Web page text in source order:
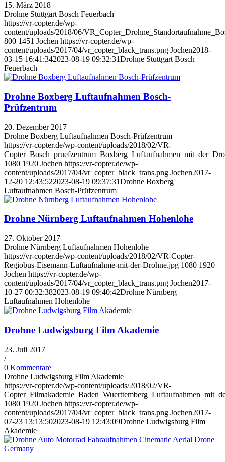
15. März 2018
Drohne Stuttgart Bosch Feuerbach
https://vr-copter.de/wp-
content/uploads/2018/06/
800 1451 Jochen https://vr-copter.de/wp-
content/uploads/2017/04/vr_copter_black_trans.png Jochen2018-
03-15 16:41:342023-08-19 09:32:31Drohne Stuttgart Bosch
Feuerbach
Drohne Boxberg Luftaufnahmen Bosch-
Prüfzentrum
20. Dezember 2017
Drohne Boxberg Luftaufnahmen Bosch-Prüfzentrum
https://vr-copter.de/wp-content/uploads/2018/02/VR-
1080 1920 Jochen https://vr-copter.de/wp-
content/uploads/2017/04/vr_copter_black_trans.png Jochen2017-
12-20 12:43:522023-08-19 09:37:31Drohne Boxberg
Luftaufnahmen Bosch-Prüfzentrum
Drohne Nürnberg Luftaufnahmen Hohenlohe
27. Oktober 2017
Drohne Nürnberg Luftaufnahmen Hohenlohe
https://vr-copter.de/wp-content/uploads/2018/02/VR-Copter-
Regiobus-Eisemann-Luftaufnahme-mit-der-Drohne.jpg 1080 1920
Jochen https://vr-copter.de/wp-
content/uploads/2017/04/vr_copter_black_trans.png Jochen2017-
10-27 00:32:382023-08-19 09:40:42Drohne Nürnberg
Luftaufnahmen Hohenlohe
Drohne Ludwigsburg Film Akademie
23. Juli 2017
/
0 Kommentare
Drohne Ludwigsburg Film Akademie
https://vr-copter.de/wp-content/uploads/2018/02/VR-
1080 1920 Jochen https://vr-copter.de/wp-
content/uploads/2017/04/vr_copter_black_trans.png Jochen2017-
07-23 13:13:502023-08-19 12:43:09Drohne Ludwigsburg Film
Akademie